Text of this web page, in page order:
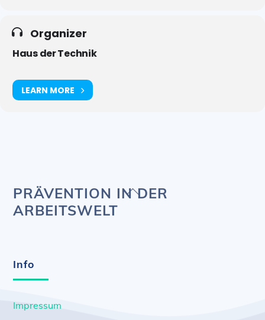
Organizer
Haus der Technik
LEARN MORE
Back
PRÄVENTION IN DER
ARBEITSWELT
Info
Impressum